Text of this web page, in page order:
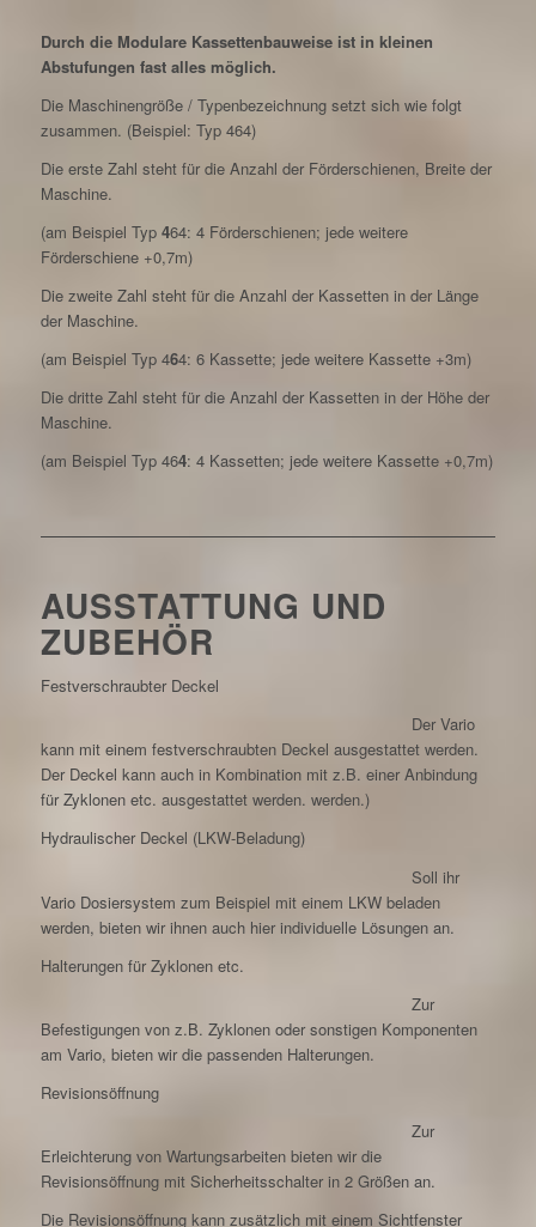
Durch die Modulare Kassettenbauweise ist in kleinen
Abstufungen fast alles möglich.
Die Maschinengröße / Typenbezeichnung setzt sich wie folgt
zusammen. (Beispiel: Typ 464)
Die erste Zahl steht für die Anzahl der Förderschienen, Breite der
Maschine.
(am Beispiel Typ 464: 4 Förderschienen; jede weitere
Förderschiene +0,7m)
Die zweite Zahl steht für die Anzahl der Kassetten in der Länge
der Maschine.
(am Beispiel Typ 464: 6 Kassette; jede weitere Kassette +3m)
Die dritte Zahl steht für die Anzahl der Kassetten in der Höhe der
Maschine.
(am Beispiel Typ 464: 4 Kassetten; jede weitere Kassette +0,7m)
AUSSTATTUNG UND
ZUBEHÖR
Festverschraubter Deckel
Der Vario
kann mit einem festverschraubten Deckel ausgestattet werden.
Der Deckel kann auch in Kombination mit z.B. einer Anbindung
für Zyklonen etc. ausgestattet werden. werden.)
Hydraulischer Deckel (LKW-Beladung)
Soll ihr
Vario Dosiersystem zum Beispiel mit einem LKW beladen
werden, bieten wir ihnen auch hier individuelle Lösungen an.
Halterungen für Zyklonen etc.
Zur
Befestigungen von z.B. Zyklonen oder sonstigen Komponenten
am Vario, bieten wir die passenden Halterungen.
Revisionsöffnung
Zur
Erleichterung von Wartungsarbeiten bieten wir die
Revisionsöffnung mit Sicherheitsschalter in 2 Größen an.
Die Revisionsöffnung kann zusätzlich mit einem Sichtfenster